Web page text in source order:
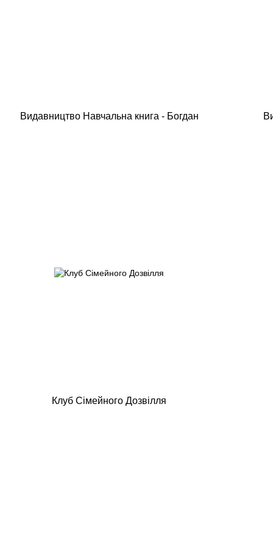
Видавництво Навчальна книга - Богдан
Клуб Сімейного Дозвілля